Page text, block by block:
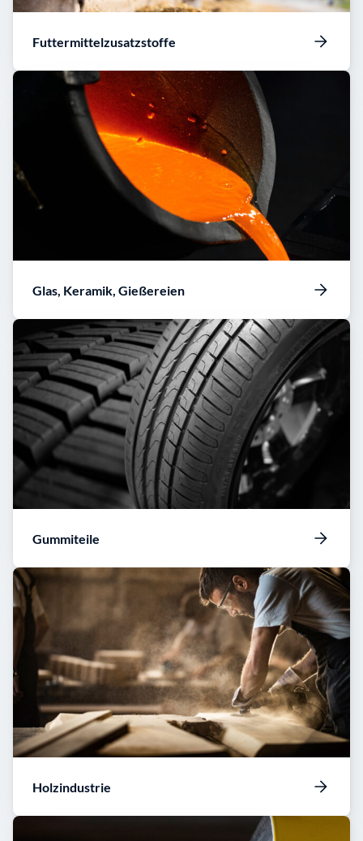
Futtermittelzusatzstoffe
Glas, Keramik, Gießereien
Gummiteile
Holzindustrie